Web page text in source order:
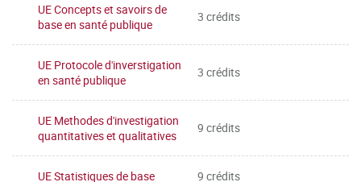
UE Concepts et savoirs de
base en santé publique
3 crédits
UE Protocole d'inverstigation
en santé publique
3 crédits
UE Methodes d'investigation
quantitatives et qualitatives
9 crédits
UE Statistiques de base 9 crédits